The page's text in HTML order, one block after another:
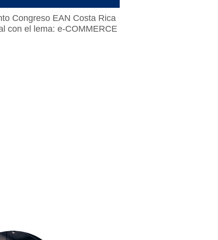
Congreso EAN Costa Rica
con el lema: e-COMMERCE